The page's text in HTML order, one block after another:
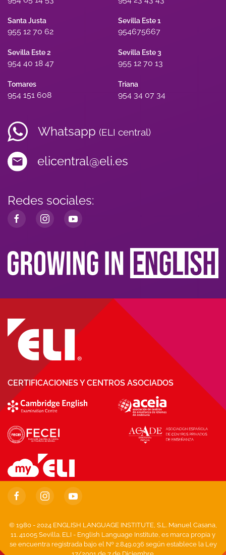
Santa Justa
955 12 70 62
Sevilla Este 1
954675667
Sevilla Este 2
954 40 18 47
Sevilla Este 3
955 12 70 13
Tomares
954 151 608
Triana
954 34 07 34
Whatsapp (ELI central)
elicentral@eli.es
Redes sociales:
CERTIFICACIONES Y CENTROS ASOCIADOS
© 1980 - 2024 ENGLISH LANGUAGE INSTITUTE, S.L. Manuel Casana,
11. 41005 Sevilla. ELI - English Language Institute, es marca propia y
se encuentra registrada bajo el Nº 2.849.036 según establece la Ley